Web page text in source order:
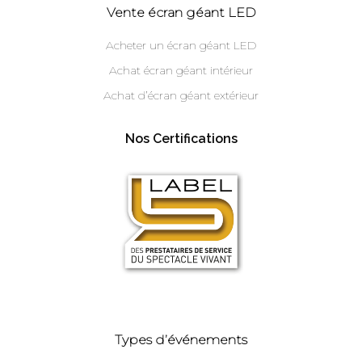
Vente écran géant LED
Acheter un écran géant LED
Achat écran géant intérieur
Achat d’écran géant extérieur
Nos Certifications
Types d’événements